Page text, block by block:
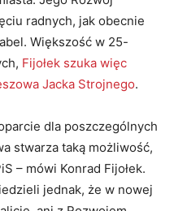
radnych, jak obecnie
Większość w 25-
Fijołek szuka więc
Jacka Strojnego.
dla poszczególnych
stwarza taką możliwość,
– mówi Konrad Fijołek.
jednak, że w nowej